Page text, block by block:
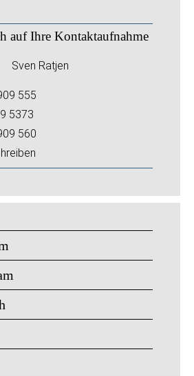
auf Ihre Kontaktaufnahme
Sven Ratjen
555
5373
560